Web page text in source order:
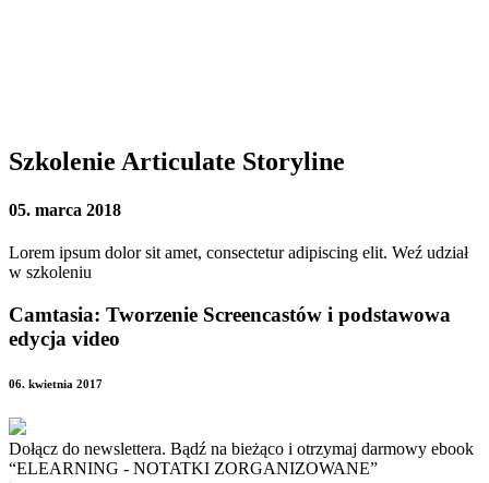
Szkolenie Articulate Storyline
05. marca 2018
Lorem ipsum dolor sit amet, consectetur adipiscing elit. Weź udział
w szkoleniu
Camtasia: Tworzenie Screencastów i podstawowa
edycja video
06. kwietnia 2017
Dołącz do newslettera. Bądź na bieżąco i otrzymaj darmowy ebook
“ELEARNING - NOTATKI ZORGANIZOWANE”